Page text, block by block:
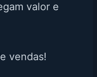
valor e
vendas!